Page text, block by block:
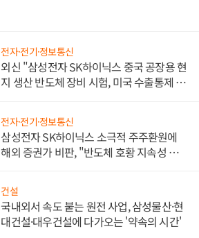
전자·전기·정보통신
외신 "삼성전자 SK하이닉스 중국 공장용 현
지 생산 반도체 장비 시험, 미국 수출통제 대
전자·전기·정보통신
삼성전자 SK하이닉스 소극적 주주환원에
해외 증권가 비판, "반도체 호황 지속성 의
건설
국내외서 속도 붙는 원전 사업, 삼성물산·현
대건설·대우건설에 다가오는 '약속의 시간'